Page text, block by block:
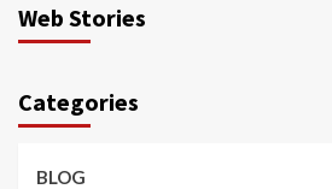
Web Stories
Categories
BLOG